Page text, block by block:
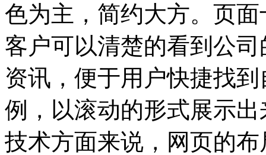
色为主，简约大方。页
客户可以清楚的看到公
资讯，便于用户快捷找
例，以滚动的形式展示
技术方面来说，网页的